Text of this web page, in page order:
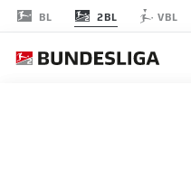
BL 2BL VBL